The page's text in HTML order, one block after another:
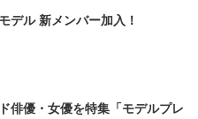
デル 新メンバー加入！
俳優・女優を特集「モデルプレ